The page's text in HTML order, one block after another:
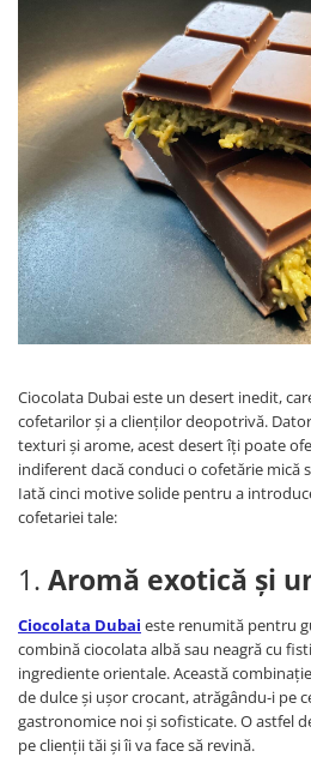
Ciocolata Dubai este un desert inedit,
cofetarilor și a clienților deopotrivă.
texturi și arome, acest desert îți poate
indiferent dacă conduci o cofetărie mică
Iată cinci motive solide pentru a
cofetariei tale:
1. Aromă exotică și
Ciocolata Dubai este renumită pentru
combină ciocolata albă sau neagră cu
ingrediente orientale. Această
de dulce și ușor crocant, atrăgându-i pe
gastronomice noi și sofisticate. O astfel
pe clienții tăi și îi va face să revină.